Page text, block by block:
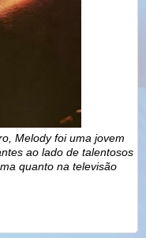
Melody foi uma jovem
ao lado de talentosos
quanto na televisão